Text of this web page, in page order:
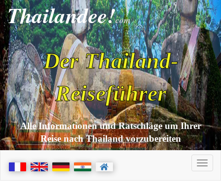
Thailandee!com
Der Thailand-
Reiseführer
Alle Informationen und Ratschläge um Ihrer
Reise nach Thailand vorzubereiten